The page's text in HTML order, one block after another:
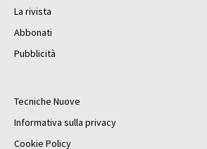
La rivista
Abbonati
Pubblicità
Tecniche Nuove
Informativa sulla privacy
Cookie Policy